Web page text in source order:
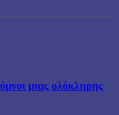
μιας ολόκληρης